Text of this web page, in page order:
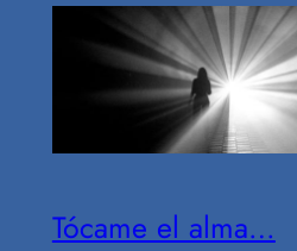
Tócame el alma…